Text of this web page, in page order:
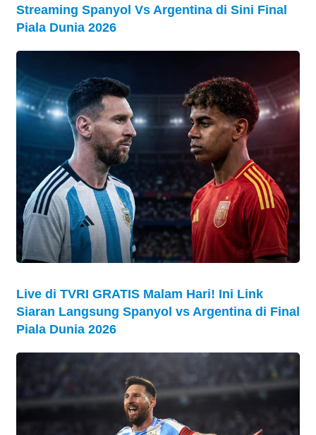
Streaming Spanyol Vs Argentina di Sini Final
Piala Dunia 2026
Live di TVRI GRATIS Malam Hari! Ini Link
Siaran Langsung Spanyol vs Argentina di Final
Piala Dunia 2026